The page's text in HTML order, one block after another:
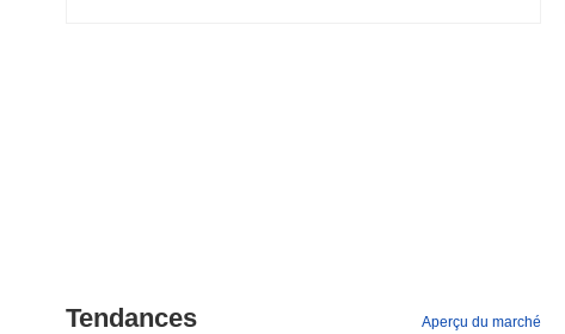
Tendances Aperçu du marché